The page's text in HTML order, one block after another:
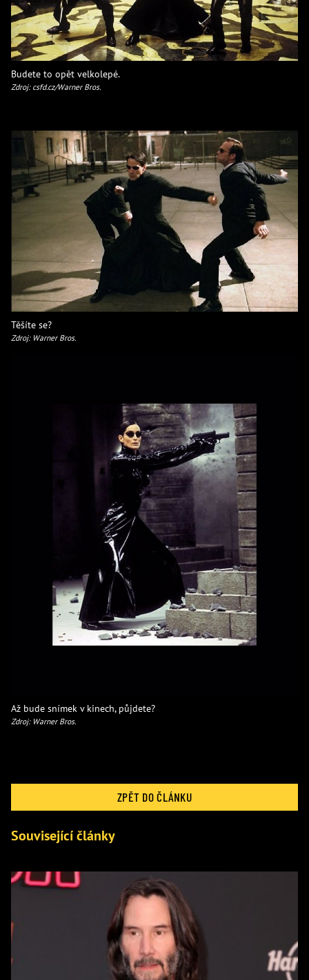
Budete to opět velkolepé.
Zdroj: csfd.cz/Warner Bros.
Těšíte se?
Zdroj: Warner Bros.
Až bude snímek v kinech, půjdete?
Zdroj: Warner Bros.
ZPĚT DO ČLÁNKU
Související články